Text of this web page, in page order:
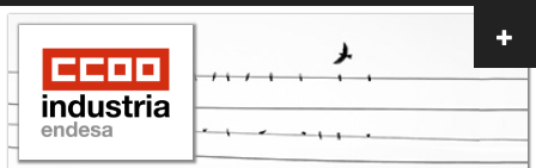
Pasar
contenido
principal